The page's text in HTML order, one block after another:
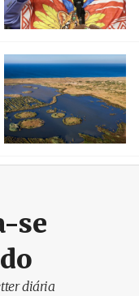
se
diária